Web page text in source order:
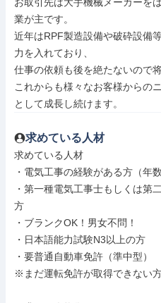
業が主です。
近年はRPF製造設備や破砕設備
力を入れており、
仕事の依頼も後を絶たないので
これからも様々なお客様からの
として成長し続けます。
求めている人材
求めている人材
・電気工事の経験がある方（年数
・第一種電気工事士もしくは第
方
・ブランクOK！男女不問！
・日本語能力試験N3以上の方
・要普通自動車免許（準中型）
※まだ運転免許が取得できない